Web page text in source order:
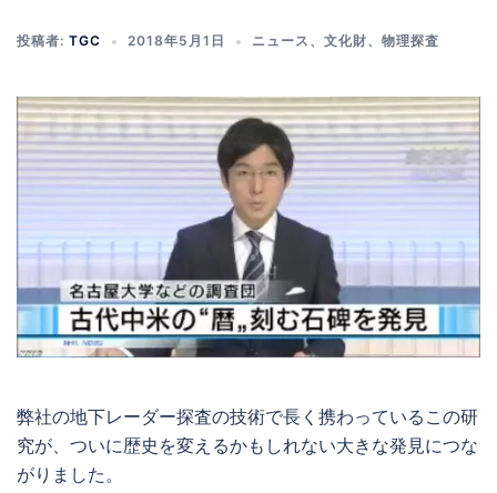
投稿者: TGC 2018年5月1日 ニュース 、 文化財、 物理探査
弊社の地下レーダー探査の技術で長く携わっているこの研
究が、ついに歴史を変えるかもしれない大きな発見につな
がりました。